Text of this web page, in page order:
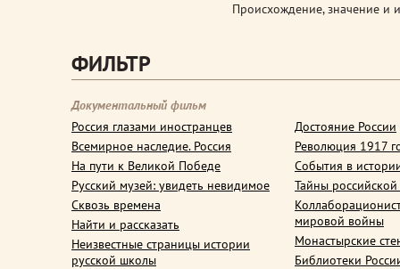
Происхождение, значение и
ФИЛЬТР
Документальный фильм
Россия глазами иностранцев
Всемирное наследие. Россия
На пути к Великой Победе
Русский музей: увидеть невидимое
Сквозь времена
Найти и рассказать
Неизвестные страницы истории
русской школы
Достояние России
Революция 1917
События в
Тайны
мировой войны
Монастырские
Библиотеки